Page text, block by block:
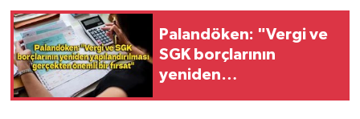
Palandöken: "Vergi ve
SGK borçlarının
yeniden